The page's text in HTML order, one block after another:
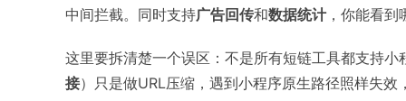
中间拦截。同时支持广告回传和数据统计，你能看到
这里要拆清楚一个误区：不是所有短链工具都支持小
接）只是做URL压缩，遇到小程序原生路径照样失